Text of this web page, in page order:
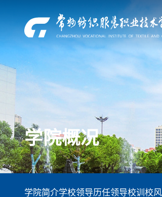
学院概况
学院简介学校领导历任领导校训校风